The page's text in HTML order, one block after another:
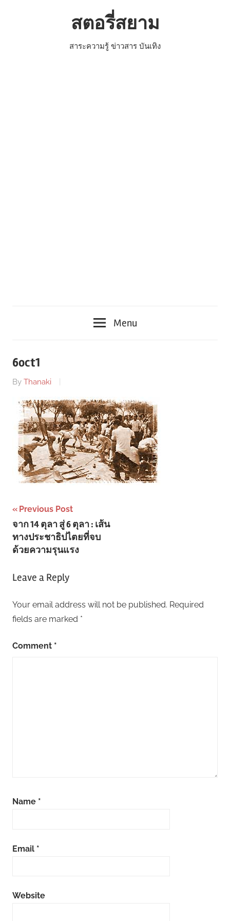
สตอรี่สยาม
สาระความรู้ ข่าวสาร บันเทิง
Menu
6oct1
By Thanaki
Post
navigation
Previous Post
จาก 14 ตุลา สู่ 6 ตุลา : เส้น
ทางประชาธิปไตยที่จบ
ด้วยความรุนแรง
Leave a Reply
Your email address will not be published. Required
fields are marked *
Comment *
Name *
Email *
Website